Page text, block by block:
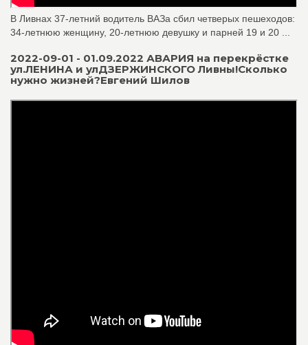
В Ливнах 37-летний водитель ВАЗа сбил четверых пешеходов:
34-летнюю женщину, 20-летнюю девушку и парней 19 и 20 ...
2022-09-01 - 01.09.2022 АВАРИЯ на перекрёстке
ул.ЛЕНИНА и улДЗЕРЖИНСКОГО Ливны!Сколько
нужно жизней?Евгений Шилов